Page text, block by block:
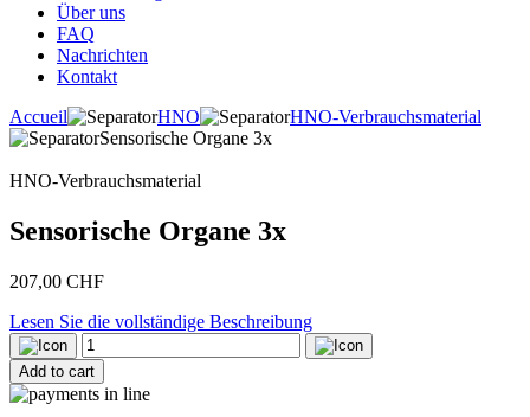
Über uns
FAQ
Nachrichten
Kontakt
Accueil
HNO
HNO-Verbrauchsmaterial
Sensorische Organe 3x
HNO-Verbrauchsmaterial
Sensorische Organe 3x
207,00 CHF
Lesen Sie die vollständige Beschreibung
Sensorische
Organe
3x
quantity
Add to cart